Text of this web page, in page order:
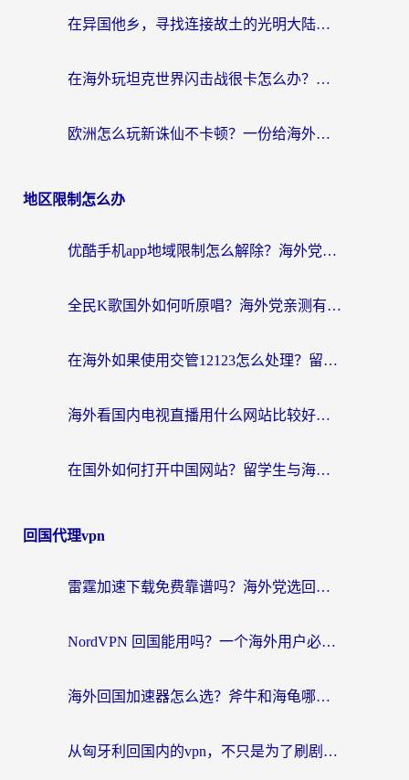
在异国他乡，寻找连接故土的光明大陆免费加速器
在海外玩坦克世界闪击战很卡怎么办？老玩家亲测有效的加速器选择指南
欧洲怎么玩新诛仙不卡顿？一份给海外游子的国服游戏畅玩指南
地区限制怎么办
优酷手机app地域限制怎么解除？海外党亲测有效的追剧方案
全民K歌国外如何听原唱？海外党亲测有效的回国加速器选择指南
在海外如果使用交管12123怎么处理？留学生亲测有效的回国加速方案
海外看国内电视直播用什么网站比较好？一篇解决你所有追剧难题的实用指南
在国外如何打开中国网站？留学生与海外华人的无缝访问指南
回国代理vpn
雷霆加速下载免费靠谱吗？海外党选回国加速器的避坑指南（附热门工具对比）
NordVPN 回国能用吗？一个海外用户必须面对的真实困境
海外回国加速器怎么选？斧牛和海龟哪个好？一篇帮你避开坑的实用指南
从匈牙利回国内的vpn，不只是为了刷剧那么简单